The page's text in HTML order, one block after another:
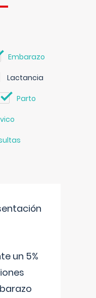
Embarazo
Lactancia
Parto
un 5%